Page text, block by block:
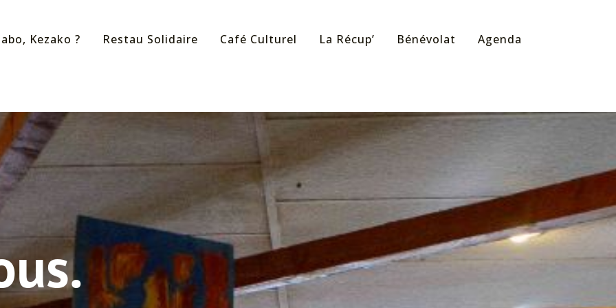
Kezako ? Restau Solidaire Café Culturel La Récup’ Bénévolat Agenda